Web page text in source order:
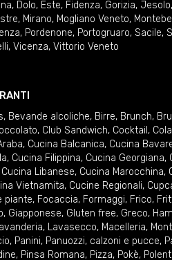
, Dolo, Este, Fidenza, Gorizia, Jesolo,
, Mirano, Mogliano Veneto,
, Pordenone, Portogruaro, Sacile,
, Vicenza, Vittorio Veneto
, Bevande alcoliche, Birre, Brunch,
, Club Sandwich, Cocktail ,
, Cucina Balcanica, Cucina
, Cucina Filippina, Cucina Georgiana,
Cucina Libanese, Cucina Marocchina,
Vietnamita, Cucine Regionali,
piante, Focaccia, Formaggi, Frico,
, Giapponese, Gluten free, Greco,
, Lavasecco, Macelleria,
, Panini, Panuozzi, calzoni e pucce,
, Pinsa Romana, Pizza, Pokè,